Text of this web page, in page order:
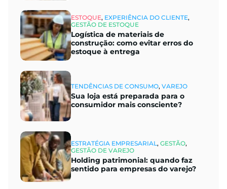
ESTOQUE, EXPERIÊNCIA DO CLIENTE,
GESTÃO DE ESTOQUE
Logística de materiais de
construção: como evitar erros do
estoque à entrega
TENDÊNCIAS DE CONSUMO, VAREJO
Sua loja está preparada para o
consumidor mais consciente?
ESTRATÉGIA EMPRESARIAL , GESTÃO,
GESTÃO DE VAREJO
Holding patrimonial: quando faz
sentido para empresas do varejo?